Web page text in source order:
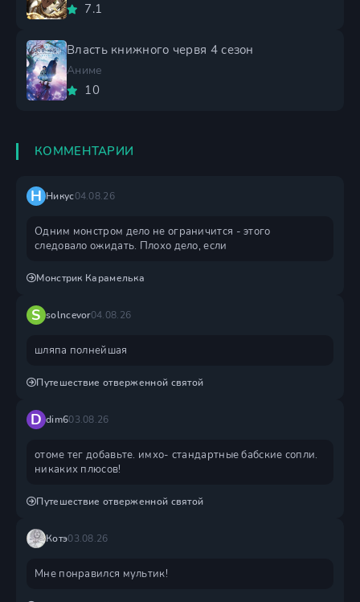
7.1
Власть книжного червя 4 сезон
Аниме
10
КОММЕНТАРИИ
Н Никус04.08.26
Одним монстром дело не ограничится - этого
следовало ожидать. Плохо дело, если
Монстрик Карамелька
S solncevor04.08.26
шляпа полнейшая
Путешествие отверженной святой
D dim603.08.26
отоме тег добавьте. имхо- стандартные бабские сопли.
никаких плюсов!
Путешествие отверженной святой
Котэ03.08.26
Мне понравился мультик!